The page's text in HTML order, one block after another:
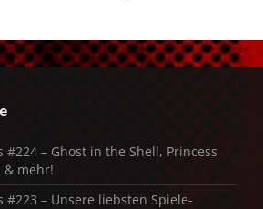
#224 – Ghost in the Shell, Princess
& mehr!
#223 – Unsere liebsten Spiele-